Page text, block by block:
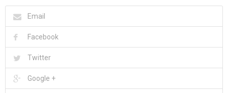
Email
Facebook
Twitter
Google +